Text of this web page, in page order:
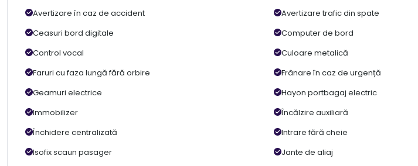
Avertizare în caz de accident
Avertizare trafic din spate
Ceasuri bord digitale
Computer de bord
Control vocal
Culoare metalică
Faruri cu faza lungă fără orbire
Frânare în caz de urgență
Geamuri electrice
Hayon portbagaj electric
Immobilizer
Încălzire auxiliară
Închidere centralizată
Intrare fără cheie
Isofix scaun pasager
Jante de aliaj